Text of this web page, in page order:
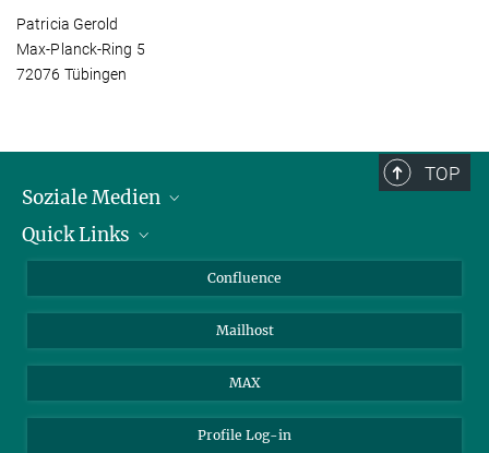
Patricia Gerold
Max-Planck-Ring 5
72076 Tübingen
TOP
Soziale Medien
LinkedIn
Quick Links
Für Journalisten und Journalistinnen
Ihr Weg zu uns
Confluence
Mailhost
MAX
Profile Log-in